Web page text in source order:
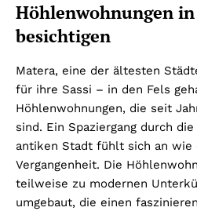
Höhlenwohnungen
besichtigen
Matera, eine der ältesten
für ihre Sassi – in den Fels
Höhlenwohnungen, die seit
sind. Ein Spaziergang durch
antiken Stadt fühlt sich an wie
Vergangenheit. Die
teilweise zu modernen
umgebaut, die einen